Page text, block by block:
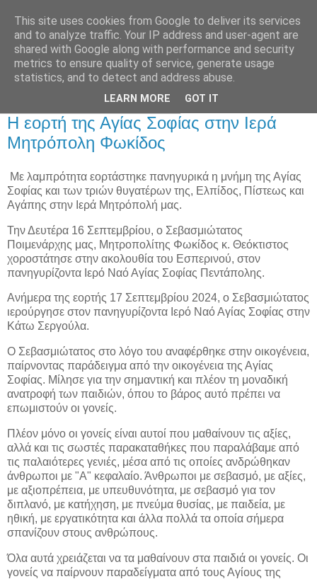
Αρχική Σελίδα
Η εορτή της Αγίας Σοφίας στην Ιερά
Μητρόπολη Φωκίδος
Με λαμπρότητα εορτάστηκε πανηγυρικά η μνήμη της Αγίας
Σοφίας και των τριών θυγατέρων της, Ελπίδος, Πίστεως και
Αγάπης στην Ιερά Μητρόπολή μας.
Την Δευτέρα 16 Σεπτεμβρίου, ο Σεβασμιώτατος
Ποιμενάρχης μας, Μητροπολίτης Φωκίδος κ. Θεόκτιστος
χοροστάτησε στην ακολουθία του Εσπερινού, στον
πανηγυρίζοντα Ιερό Ναό Αγίας Σοφίας Πεντάπολης.
Ανήμερα της εορτής 17 Σεπτεμβρίου 2024, ο Σεβασμιώτατος
ιερούργησε στον πανηγυρίζοντα Ιερό Ναό Αγίας Σοφίας στην
Κάτω Σεργούλα.
Ο Σεβασμιώτατος στο λόγο του αναφέρθηκε στην οικογένεια,
παίρνοντας παράδειγμα από την οικογένεια της Αγίας
Σοφίας. Μίλησε για την σημαντική και πλέον τη μοναδική
ανατροφή των παιδιών, όπου το βάρος αυτό πρέπει να
επωμιστούν οι γονείς.
Πλέον μόνο οι γονείς είναι αυτοί που μαθαίνουν τις αξίες,
αλλά και τις σωστές παρακαταθήκες που παραλάβαμε από
τις παλαιότερες γενιές, μέσα από τις οποίες ανδρώθηκαν
άνθρωποι με "Α" κεφαλαίο. Άνθρωποι με σεβασμό, με αξίες,
με αξιοπρέπεια, με υπευθυνότητα, με σεβασμό για τον
διπλανό, με κατήχηση, με πνεύμα θυσίας, με παιδεία, με
ηθική, με εργατικότητα και άλλα πολλά τα οποία σήμερα
σπανίζουν στους ανθρώπους.
Όλα αυτά χρειάζεται να τα μαθαίνουν στα παιδιά οι γονείς. Οι
γονείς να παίρνουν παραδείγματα από τους Αγίους της
This site uses cookies from Google to deliver its services
and to analyze traffic. Your IP address and user-agent are
shared with Google along with performance and security
metrics to ensure quality of service, generate usage
statistics, and to detect and address abuse.
LEARN MORE GOT IT